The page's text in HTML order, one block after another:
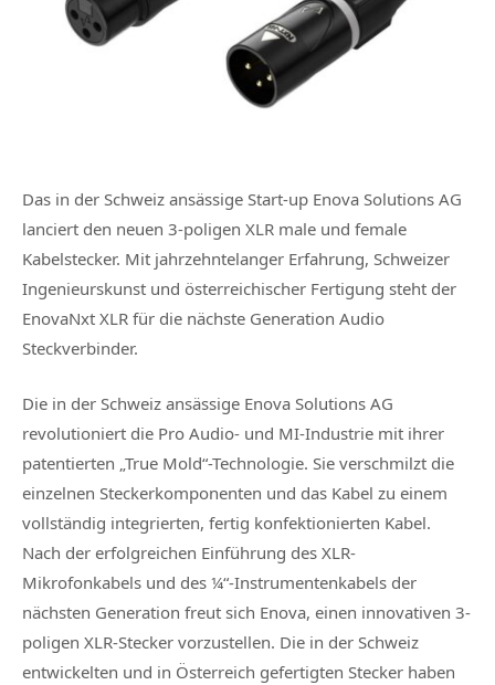
Das in der Schweiz ansässige Start-up Enova Solutions AG
lanciert den neuen 3-poligen XLR male und female
Kabelstecker. Mit jahrzehntelanger Erfahrung, Schweizer
Ingenieurskunst und österreichischer Fertigung steht der
EnovaNxt XLR für die nächste Generation Audio
Steckverbinder.
Die in der Schweiz ansässige Enova Solutions AG
revolutioniert die Pro Audio- und MI-Industrie mit ihrer
patentierten „True Mold“-Technologie. Sie verschmilzt die
einzelnen Steckerkomponenten und das Kabel zu einem
vollständig integrierten, fertig konfektionierten Kabel.
Nach der erfolgreichen Einführung des XLR-
Mikrofonkabels und des ¼“-Instrumentenkabels der
nächsten Generation freut sich Enova, einen innovativen 3-
poligen XLR-Stecker vorzustellen. Die in der Schweiz
entwickelten und in Österreich gefertigten Stecker haben